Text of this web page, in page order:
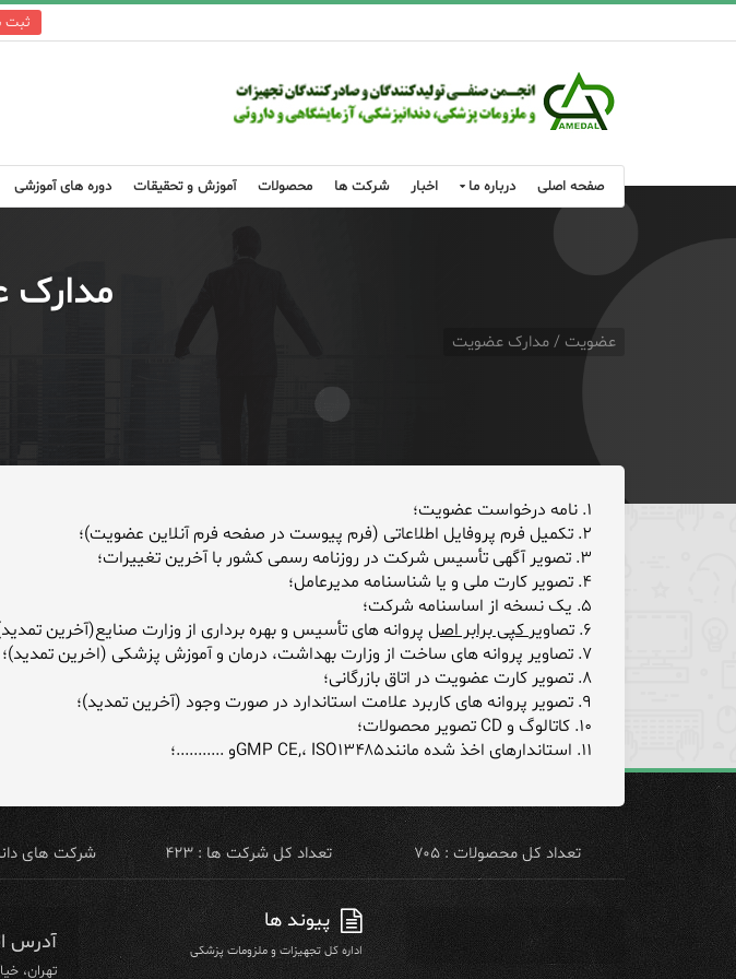
ثبت
صفحه اصلی درباره ما اخبار شرکت ها محصولات آموزش و تحقیقات دوره های آموزشی
عضویت / مدارک عضویت
۱. نامه درخواست عضویت؛
۲. تکمیل فرم پروفایل اطلاعاتی (فرم پیوست در صفحه فرم آنلاین عضویت)؛
۳. تصویر آگهی تأسیس شرکت در روزنامه رسمی کشور با آخرین تغییرات؛
۴. تصویر کارت ملی و یا شناسنامه مدیرعامل؛
۵. یک نسخه از اساسنامه شرکت؛
۶. تصاویر
کپی برابر اصل پروانه های تأسیس و بهره برداری از وزارت صنایع(آخرین
۷. تصاویر پروانه های ساخت از وزارت بهداشت، درمان و آموزش پزشکی (اخرین تمدید)؛
۸. تصویر کارت عضویت در اتاق بازرگانی؛
۹. تصویر پروانه های کاربرد علامت استاندارد در صورت وجود (آخرین تمدید)؛
۱۰. کاتالوگ و CD تصویر محصولات؛
۱۱. استاندارهای اخذ شده مانندGMP CE,، ISO۱۳۴۸۵و ...........؛
تعداد کل محصولات : ۷۰۵ تعداد کل شرکت ها : ۴۲۳ شرکت های
پیوند ها
اداره کل تجهیزات و ملزومات پزشکی آدرس
تهران، خیابان